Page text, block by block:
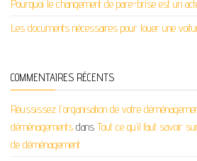
Pourquoi le changement de pare-brise est un
Les documents nécessaires pour louer une
COMMENTAIRES RÉCENTS
Réussissez l'organisation de votre
déménagements dans Tout ce qu’il faut savoir
de déménagement